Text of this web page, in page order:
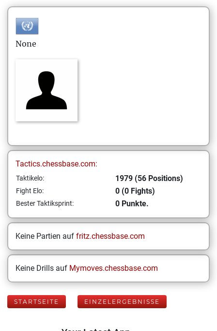
None
Tactics.chessbase.com:
Taktikelo: 1979 (56 Positions)
Fight Elo: 0 (0 Fights)
Bester Taktiksprint: 0 Punkte.
Keine Partien auf fritz.chessbase.com
Keine Drills auf Mymoves.chessbase.com
STARTSEITE EINZELERGEBNISSE